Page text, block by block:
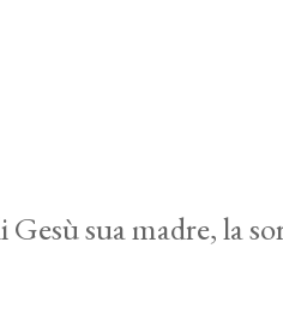
sua madre, la